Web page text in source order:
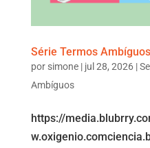
Série Termos
por simone| jul 28, 2026|
Ambíguos
https://